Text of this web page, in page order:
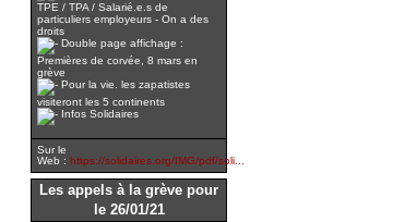
TPE / TPA / Salarié.e.s de
particuliers employeurs - On a des
droits
Double page affichage :
Premières de corvée, 8 mars en
grève
Pour la vie. les zapatistes
visiteront les 5 continents
Infos Solidaires
Sur le
Web : https://solidaires.org/IMG/pdf/soli...
Les appels à la grève pour
le 26/01/21